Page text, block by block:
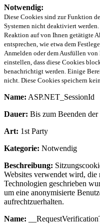
Notwendig:
Diese Cookies sind zur Funktion
Systemen nicht deaktiviert
Reaktion auf von Ihnen getätigte
entsprechen, wie etwa dem
Anmelden oder dem Ausfüllen von
einstellen, dass diese Cookies
benachrichtigt werden. Einige
nicht. Diese Cookies speichern
Name: ASP.NET_SessionId
Dauer: Bis zum Beenden der
Art: 1st Party
Kategorie: Notwendig
Beschreibung:
Websites verwendet wird,
Technologien geschrieben
um eine anonymisierte
aufrechtzuerhalten.
Name: